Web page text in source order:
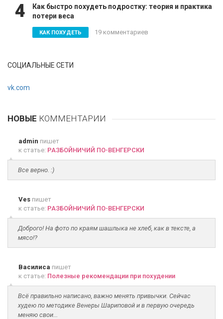
4
Как быстро похудеть подростку: теория и практика
потери веса
КАК ПОХУДЕТЬ 19 комментариев
СОЦИАЛЬНЫЕ СЕТИ
vk.com
НОВЫЕ КОММЕНТАРИИ
admin пишет
к статье: РАЗБОЙНИЧИЙ ПО-ВЕНГЕРСКИ
Все верно. :)
Ves пишет
к статье: РАЗБОЙНИЧИЙ ПО-ВЕНГЕРСКИ
Доброго! На фото по краям шашлыка не хлеб, как в тексте, а
мясо!?
Василиса пишет
к статье: Полезные рекомендации при похудении
Всё правильно написано, важно менять привычки. Сейчас
худею по методике Венеры Шариповой и в первую очередь
меняю свои...